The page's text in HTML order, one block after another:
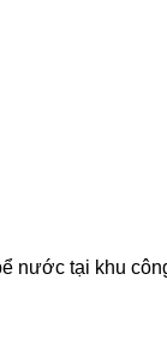
nước tại khu